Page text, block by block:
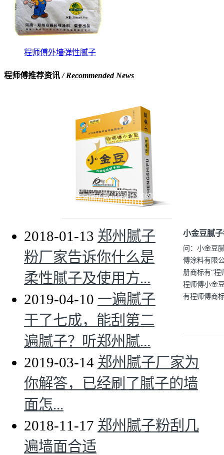
程师傅外墙弹性腻子
程师傅推荐资讯/ Recommended News
小金豆腻子都是你们公司的吗？
小金豆腻
问：小金豆
傅涂料有限
册商标有“程
程师傅小金
有程师傅商
2018-01-13 郑州腻子
粉厂家告诉你什么是
柔性腻子及使用方...
2019-04-10 一遍腻子
干了七成，能刮第二
遍腻子？听郑州腻...
2019-03-14 郑州腻子厂家为
你解答，已经刷了腻子的墙
面怎...
2018-11-17 郑州腻子粉刮几
遍墙面合适